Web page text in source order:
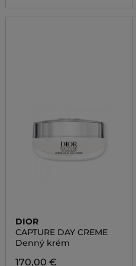
DIOR
CAPTURE DAY CREME
Denný krém
170,00 €